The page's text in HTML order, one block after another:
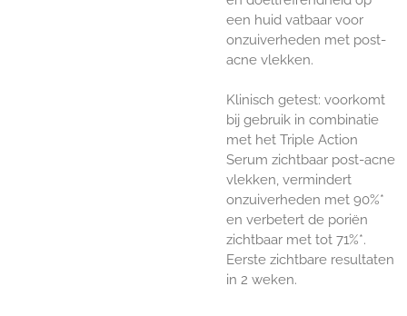
een huid vatbaar voor
onzuiverheden met post-
acne vlekken.
Klinisch getest: voorkomt
bij gebruik in combinatie
met het Triple Action
Serum zichtbaar post-acne
vlekken, vermindert
onzuiverheden met 90%*
en verbetert de poriën
zichtbaar met tot 71%*.
Eerste zichtbare resultaten
in 2 weken.